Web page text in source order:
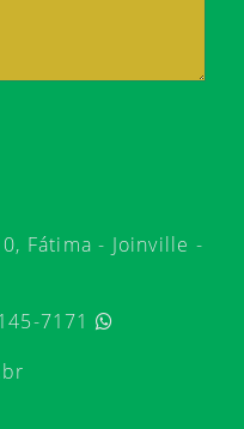
Fátima - Joinville -
7171